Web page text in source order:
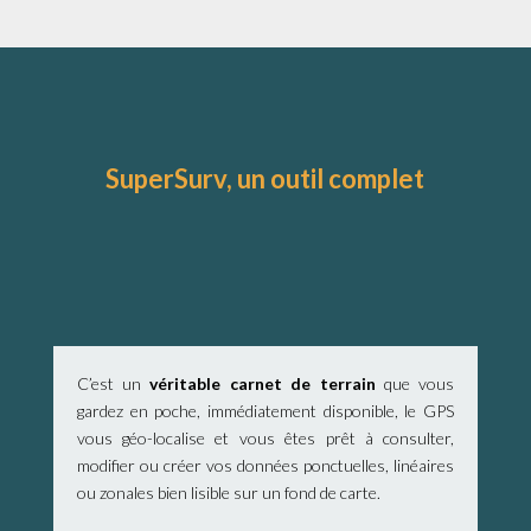
SuperSurv, un outil complet
C’est unvéritable carnet de terrain que vous
gardez en poche, immédiatement disponible, le GPS
vous géo-localise et vous êtes prêt à consulter,
modifier ou créer vos données ponctuelles, linéaires
ou zonales bien lisible sur un fond de carte.